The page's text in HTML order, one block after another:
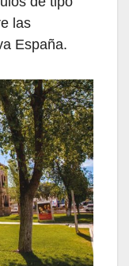
las
España.